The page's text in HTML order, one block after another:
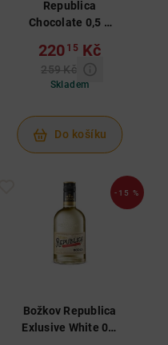
Republica
Chocolate 0,5 L
220 15 Kč
259 Kč
Skladem
Do košíku
-15 %
Božkov Republica
Exlusive White 0,5